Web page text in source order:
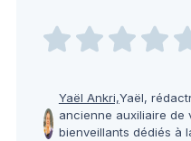
Yaël Ankri,Yaël,
ancienne auxiliaire de
bienveillants dédiés à